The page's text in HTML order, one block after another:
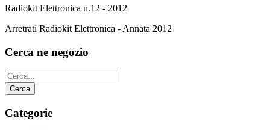
Radiokit Elettronica n.12 - 2012
Arretrati Radiokit Elettronica - Annata 2012
Cerca ne negozio
Categorie